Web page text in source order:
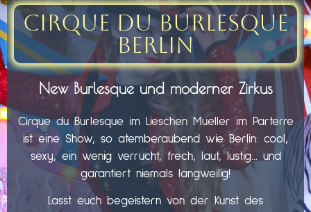
Cirque du Burlesque
Berlin
New Burlesque und moderner Zirkus
Cirque du Burlesque im Lieschen Mueller im Parterre
ist eine Show, so atemberaubend wie Berlin: cool,
sexy, ein wenig verrucht, frech, laut, lustig… und
garantiert niemals langweilig!
Lasst euch begeistern von der Kunst des